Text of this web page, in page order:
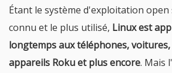
Étant le système d'exploitation open
connu et le plus utilisé, Linux est
longtemps aux téléphones,
appareils Roku et plus encore. Mais